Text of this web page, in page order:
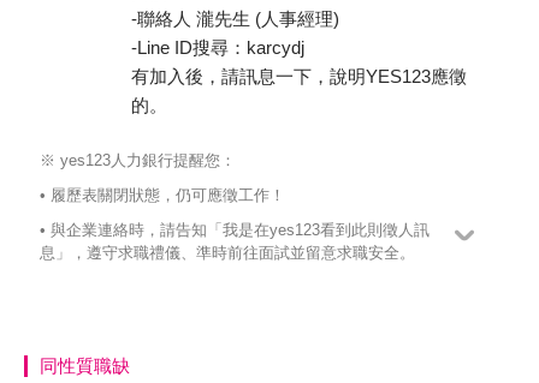
-聯絡人 瀧先生 (人事經理)
-Line ID搜尋：karcydj
有加入後，請訊息一下，說明YES123應徵
的。
※ yes123人力銀行提醒您：
• 履歷表關閉狀態，仍可應徵工作！
• 與企業連絡時，請告知「我是在yes123看到此則徵人訊
息」，遵守求職禮儀、準時前往面試並留意求職安全。
同性質職缺